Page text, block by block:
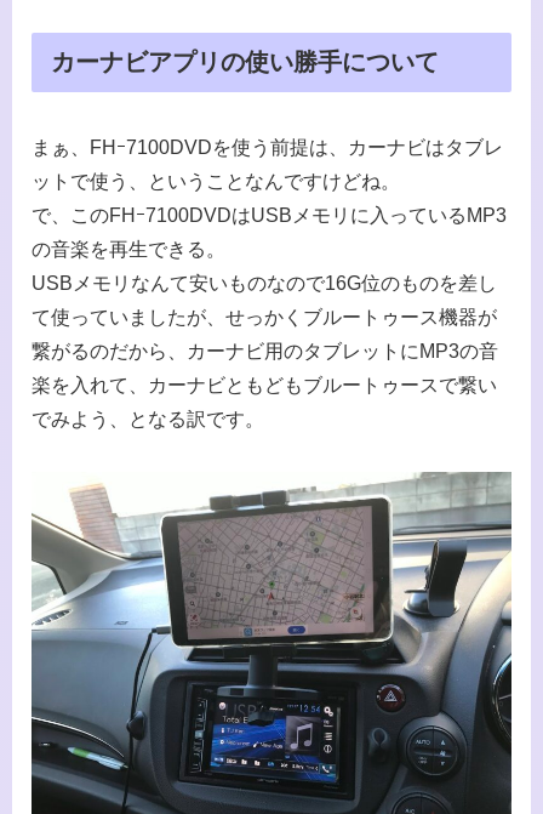
カーナビアプリの使い勝手について
まぁ、FHｰ7100DVDを使う前提は、カーナビはタブレ
ットで使う、ということなんですけどね。
で、このFHｰ7100DVDはUSBメモリに入っているMP3
の音楽を再生できる。
USBメモリなんて安いものなので16G位のものを差し
て使っていましたが、せっかくブルートゥース機器が
繋がるのだから、カーナビ用のタブレットにMP3の音
楽を入れて、カーナビともどもブルートゥースで繋い
でみよう、となる訳です。